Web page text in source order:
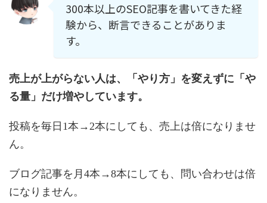
300本以上のSEO記事を書いてきた経
験から、断言できることがありま
す。
売上が上がらない人は、「やり方」を変えずに「や
る量」だけ増やしています。
投稿を毎日1本→2本にしても、売上は倍になりませ
ん。
ブログ記事を月4本→8本にしても、問い合わせは倍
になりません。